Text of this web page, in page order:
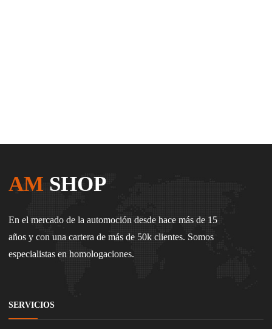
AM SHOP
En el mercado de la automoción desde hace más de 15
años y con una cartera de más de 50k clientes. Somos
especialistas en homologaciones.
SERVICIOS